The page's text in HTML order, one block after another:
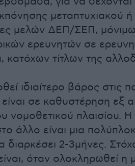
μεταπτυχιακού
μελών ΔΕΠ/ΣΕΠ,
ερευνητών σε
κατόχων τίτλων της
ιδιαίτερο βάρος στις
σε καθυστέρηση εξ
νομοθετικού πλαισίου.
άλλο είναι μια
διαρκέσει 2-3μήνες.
όταν ολοκληρωθεί η